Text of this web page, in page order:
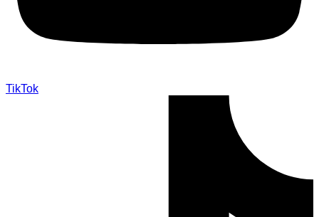
TikTok